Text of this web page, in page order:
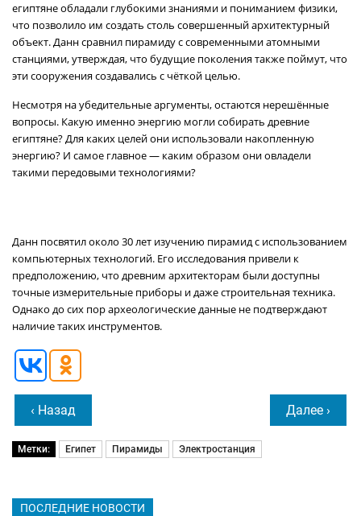
египтяне обладали глубокими знаниями и пониманием физики,
что позволило им создать столь совершенный архитектурный
объект. Данн сравнил пирамиду с современными атомными
станциями, утверждая, что будущие поколения также поймут, что
эти сооружения создавались с чёткой целью.
Несмотря на убедительные аргументы, остаются нерешённые
вопросы. Какую именно энергию могли собирать древние
египтяне? Для каких целей они использовали накопленную
энергию? И самое главное — каким образом они овладели
такими передовыми технологиями?
Данн посвятил около 30 лет изучению пирамид с использованием
компьютерных технологий. Его исследования привели к
предположению, что древним архитекторам были доступны
точные измерительные приборы и даже строительная техника.
Однако до сих пор археологические данные не подтверждают
наличие таких инструментов.
‹ Назад Далее ›
Метки: Египет Пирамиды Электростанция
ПОСЛЕДНИЕ НОВОСТИ